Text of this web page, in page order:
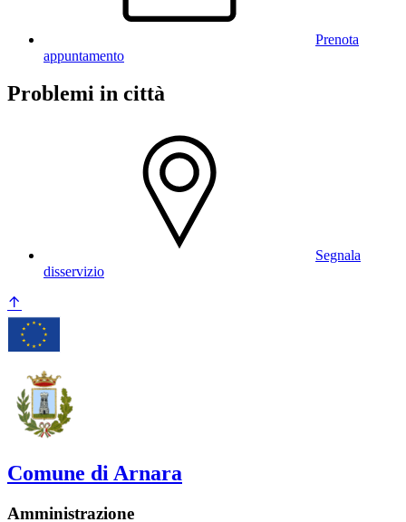
Prenota
appuntamento
Problemi in città
Segnala
disservizio
Comune di Arnara
Amministrazione